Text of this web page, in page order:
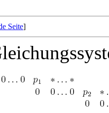
Seite]